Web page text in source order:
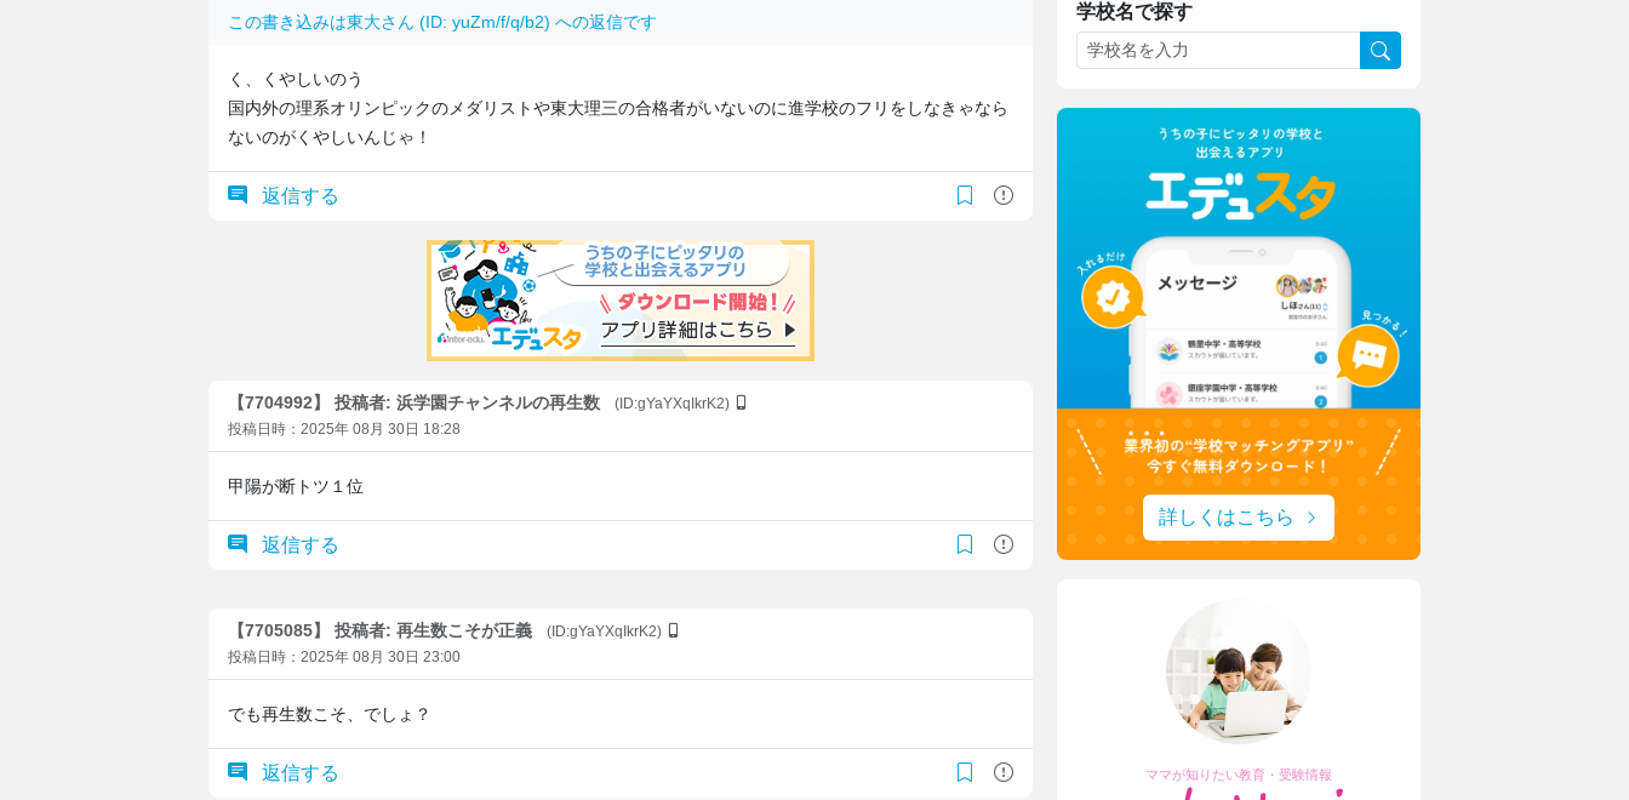
この書き込みは東大さん (ID: yuZm/f/q/b2) への返信です
く、くやしいのう
国内外の理系オリンピックのメダリストや東大理三の合格者がいないのに進学校のフリをしなきゃなら
ないのがくやしいんじゃ！
返信する
【7704992】 投稿者: 浜学園チャンネルの再生数
(ID:gYaYXqIkrK2)
投稿日時：2025年 08月 30日 18:28
甲陽が断トツ１位
返信する
【7705085】 投稿者: 再生数こそが正義
(ID:gYaYXqIkrK2)
投稿日時：2025年 08月 30日 23:00
でも再生数こそ、でしょ？
返信する
学校名で探す
詳しくはこちら
ママが知りたい教育・受験情報